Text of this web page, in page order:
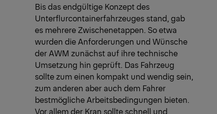
Bis das endgültige Konzept des
Unterflurcontainerfahrzeuges stand, gab
es mehrere Zwischenetappen. So etwa
wurden die Anforderungen und Wünsche
der AWM zunächst auf ihre technische
Umsetzung hin geprüft. Das Fahrzeug
sollte zum einen kompakt und wendig sein,
zum anderen aber auch dem Fahrer
bestmögliche Arbeitsbedingungen bieten.
Vor allem der Kran sollte schnell und